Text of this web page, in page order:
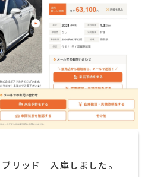
リッド 入庫しました。